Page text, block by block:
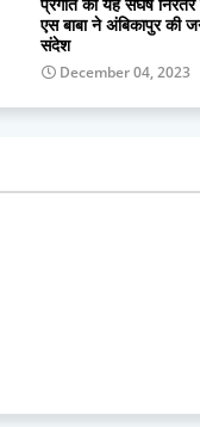
एस बाबा ने अंबिकापुर की
संदेश
December 04, 2023